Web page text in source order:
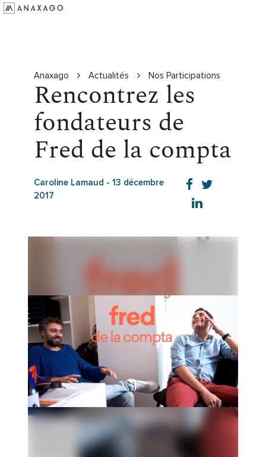
RessourcesAnaxago Actualités Nos Participations
Rencontrez les
fondateurs de
Fred de la compta
Caroline Lamaud - 13 décembre
2017